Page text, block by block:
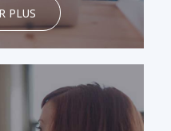
PLUS